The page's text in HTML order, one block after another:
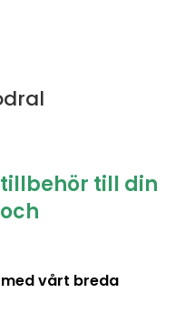
till din
vårt breda